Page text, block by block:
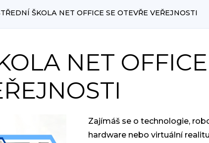
ŠKOLA NET OFFICE SE OTEVŘE VEŘEJNOSTI
NET
Zajímáš se o technologie,
hardware nebo virtuální